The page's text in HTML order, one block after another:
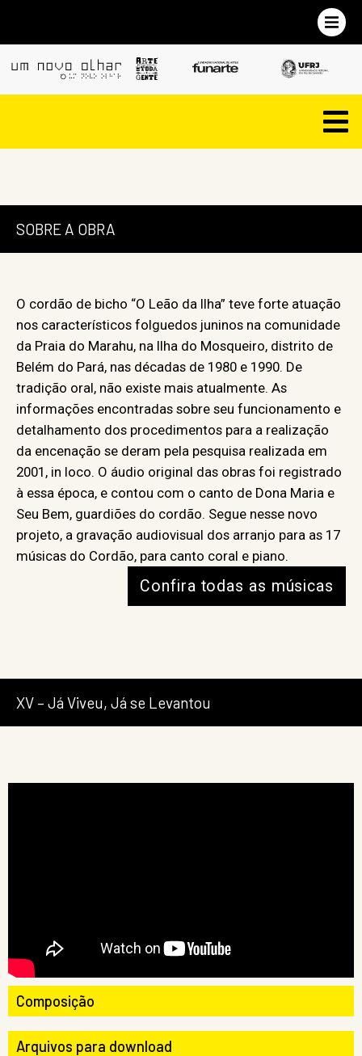
SOBRE A OBRA
O cordão de bicho “O Leão da Ilha” teve forte atuação
nos característicos folguedos juninos na comunidade
da Praia do Marahu, na Ilha do Mosqueiro, distrito de
Belém do Pará, nas décadas de 1980 e 1990. De
tradição oral, não existe mais atualmente. As
informações encontradas sobre seu funcionamento e
detalhamento dos procedimentos para a realização
da encenação se deram pela pesquisa realizada em
2001, in loco. O áudio original das obras foi registrado
à essa época, e contou com o canto de Dona Maria e
Seu Bem, guardiões do cordão. Segue nesse novo
projeto, a gravação audiovisual dos arranjo para as 17
músicas do Cordão, para canto coral e piano.
Confira todas as músicas
XV – Já Viveu, Já se Levantou
Composição
Arquivos para download